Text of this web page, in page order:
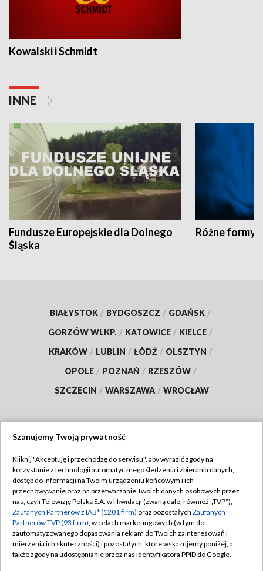
Kowalski i Schmidt
INNE
Fundusze Europejskie dla Dolnego
Śląska
Różne formy
BIAŁYSTOK / BYDGOSZCZ / GDAŃSK /
GORZÓW WLKP. / KATOWICE / KIELCE /
KRAKÓW / LUBLIN / ŁÓDŹ / OLSZTYN /
OPOLE / POZNAŃ / RZESZÓW /
SZCZECIN / WARSZAWA / WROCŁAW
TVP
Abonament TVP
Emisja w TVP
Centrum informacji TVP
Naziemna Telewizja Cyfrowa
Regulamin TVP
Polityka prywatności
Moje zgody
Pomoc
Szanujemy Twoją prywatność
Kliknij "Akceptuję i przechodzę do serwisu", aby wyrazić zgody na
korzystanie z technologii automatycznego śledzenia i zbierania danych,
dostęp do informacji na Twoim urządzeniu końcowym i ich
przechowywanie oraz na przetwarzanie Twoich danych osobowych przez
nas, czyli Telewizję Polską S.A. w likwidacji (zwaną dalej również „TVP”),
Zaufanych Partnerów z IAB* (1201 firm) oraz pozostałych Zaufanych
Partnerów TVP (93 firm), w celach marketingowych (w tym do
zautomatyzowanego dopasowania reklam do Twoich zainteresowań i
mierzenia ich skuteczności) i pozostałych, które wskazujemy poniżej, a
także zgody na udostępnianie przez nas identyfikatora PPID do Google.